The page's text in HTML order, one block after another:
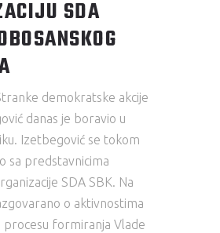
SDA
demokratske akcije
danas je boravio u
Izetbegović se tokom
sa predstavnicima
SDA SBK. Na
o aktivnostima
procesu formiranja Vlade